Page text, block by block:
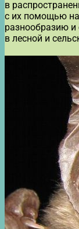
в
с их помощью на
разнообразию и
в лесной и